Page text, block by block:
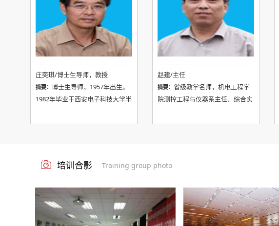
庄奕琪/博士生导师，教授
摘要： 博士生导师，1957年出生。
1982年毕业于西安电子科技大学半
1995年分别在本校获得工学硕士学
程、西安电子科技大学有突出贡献
的中青年专家及特聘教授、国务院
赵建/主任
摘要： 省级教学名师，机电工程学
院测控工程与仪器系主任、综合实
中心副主任。1956年出生，1982
信息技术规划教材编审委员会委
员、中国测量控制与仪器仪表工程
师资格认证教材编审及考试委员会
培训合影 Training group photo